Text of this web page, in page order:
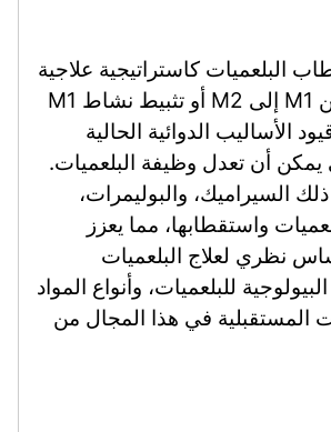
البلعميات كاستراتيجية علاجية
لالتهاب اللثة، مقترحة أن تعزيز التحول من M1 إلى M2 أو تثبيط نشاط M1
الأساليب الدوائية الحالية
يمكن أن تعدل وظيفة البلعميات.
السيراميك، والبوليمرات،
واستقطابها، مما يعزز
نظري لعلاج البلعميات
للبلعميات، وأنواع المواد
المستقبلية في هذا المجال من